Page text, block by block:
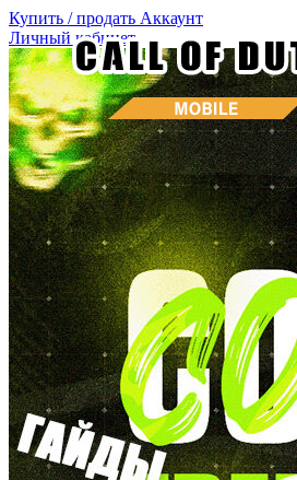
Купить / продать Аккаунт
Личный кабинет